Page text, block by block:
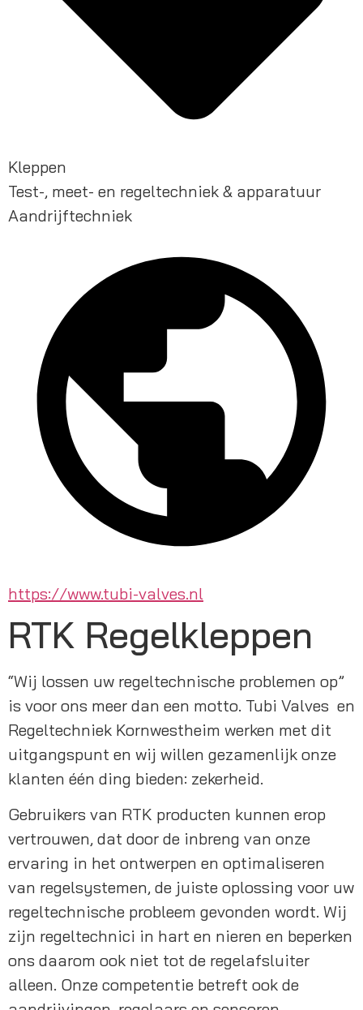
Kleppen
Test-, meet- en regeltechniek & apparatuur
Aandrijftechniek
https://www.tubi-valves.nl
RTK Regelkleppen
“Wij lossen uw regeltechnische problemen op”
is voor ons meer dan een motto. Tubi Valves  en
Regeltechniek Kornwestheim werken met dit
uitgangspunt en wij willen gezamenlijk onze
klanten één ding bieden: zekerheid.
Gebruikers van RTK producten kunnen erop
vertrouwen, dat door de inbreng van onze
ervaring in het ontwerpen en optimaliseren
van regelsystemen, de juiste oplossing voor uw
regeltechnische probleem gevonden wordt. Wij
zijn regeltechnici in hart en nieren en beperken
ons daarom ook niet tot de regelafsluiter
alleen. Onze competentie betreft ook de